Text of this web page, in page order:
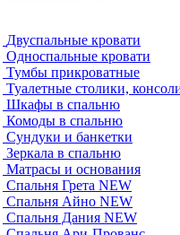
Двуспальные кровати
Односпальные кровати
Тумбы прикроватные
Туалетные столики,
Шкафы в спальню
Комоды в спальню
Сундуки и банкетки
Зеркала в спальню
Матрасы и основания
Спальня Грета NEW
Спальня Айно NEW
Спальня Дания NEW